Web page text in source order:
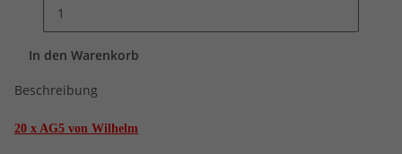
In den Warenkorb
Beschreibung
20 x AG5 von Wilhelm